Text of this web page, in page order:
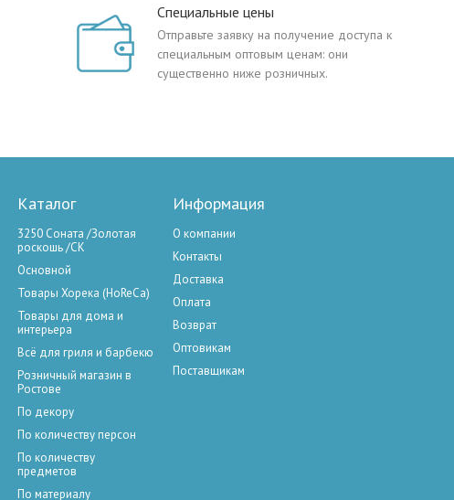
Специальные цены
Отправьте заявку на получение доступа к
специальным оптовым ценам: они
существенно ниже розничных.
Каталог
3250 Соната /Золотая
роскошь /СК
Основной
Товары Хорека (HoReCa)
Товары для дома и
интерьера
Всё для гриля и барбекю
Розничный магазин в
Ростове
По декору
По количеству персон
По количеству
предметов
По материалу
Информация
О компании
Контакты
Доставка
Оплата
Возврат
Оптовикам
Поставщикам